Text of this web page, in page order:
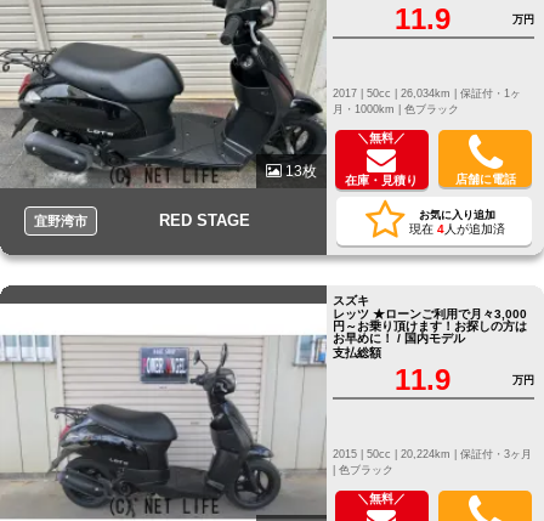
13枚
宜野湾市 RED STAGE
11.9 万円
保証付・1ヶ
月・1000km | 色ブラック
＼無料／
在庫・見積り 店舗に電話
お気に入り追加
現在 4人が追加済
スズキ
レッツ ★ローンご利用で月々3,000
円～お乗り頂けます！お探しの方は
お早めに！ / 国内モデル
支払総額
11.9 万円
保証付・3ヶ月
色ブラック
＼無料／